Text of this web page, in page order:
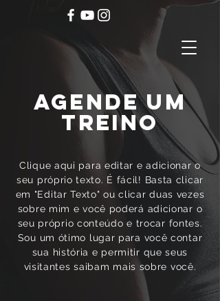
AGENDE UM
TREINO
Clique aqui para editar e adicionar o
seu próprio texto. É fácil! Basta clicar
em "Editar Texto" ou clicar duas vezes
sobre mim e você poderá adicionar o
seu próprio conteúdo e trocar fontes.
Sou um ótimo lugar para você contar
sua história e permitir que seus
visitantes saibam mais sobre você.